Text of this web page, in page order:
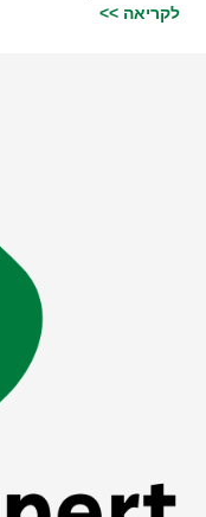
לקריאה >>